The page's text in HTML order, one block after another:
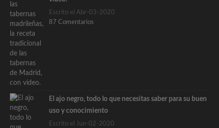
Escrito el Abr-03-2020
87 Comentarios
El ajo negro, todo lo que necesitas saber para su buen
uso y conocimiento
Escrito el Jun-02-2020